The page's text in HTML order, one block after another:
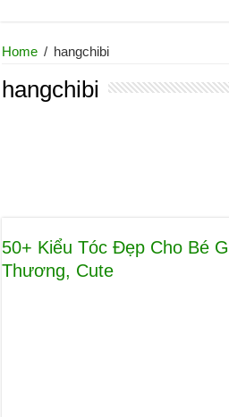
Home / hangchibi
hangchibi
50+ Kiểu Tóc Đẹp Cho Bé
Thương, Cute